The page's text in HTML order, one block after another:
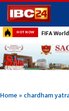
HOT NOW FIFA
Home»chardham